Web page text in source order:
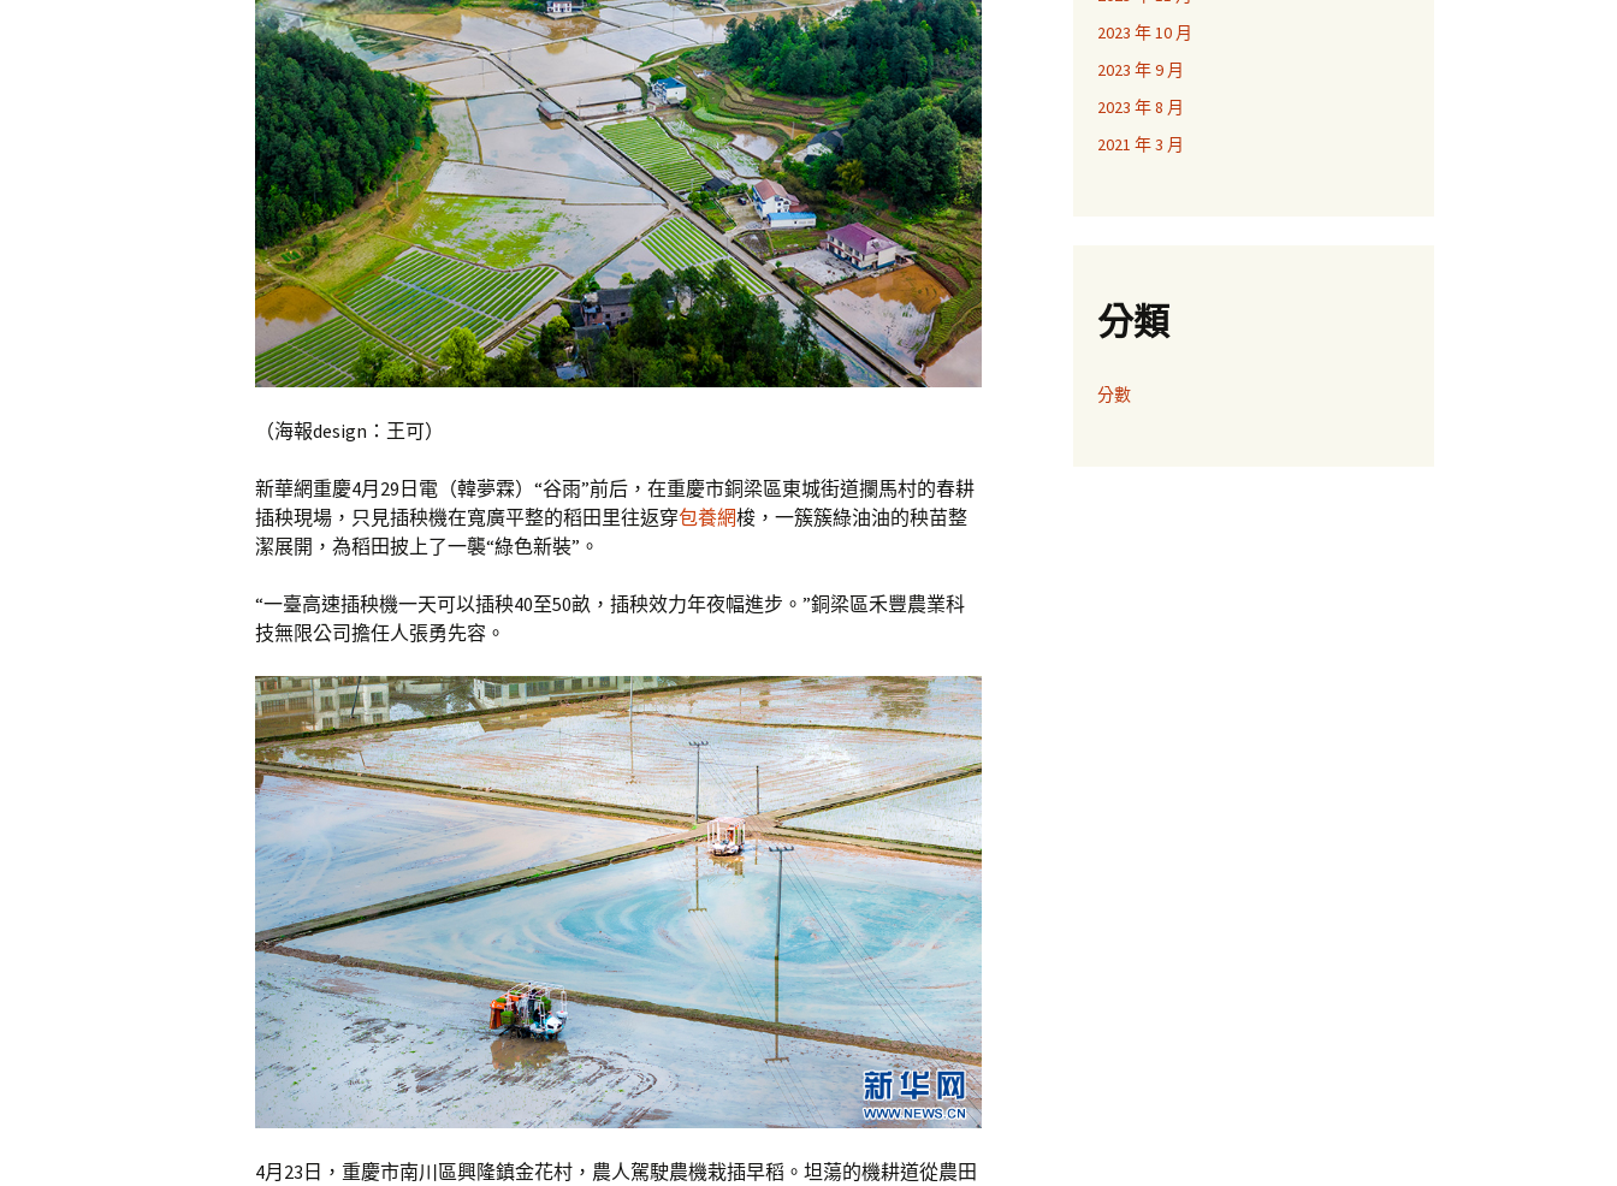
（海報design：王可）
新華網重慶4月29日電（韓夢霖）“谷雨”前后，在重慶市銅梁區東城街道攔馬村的春耕
插秧現場，只見插秧機在寬廣平整的稻田里往返穿包養網梭，一簇簇綠油油的秧苗整
潔展開，為稻田披上了一襲“綠色新裝”。
“一臺高速插秧機一天可以插秧40至50畝，插秧效力年夜幅進步。”銅梁區禾豐農業科
技無限公司擔任人張勇先容。
4月23日，重慶市南川區興隆鎮金花村，農人駕駛農機栽插早稻。坦蕩的機耕道從農田
2023 年 10 月
2023 年 9 月
2023 年 8 月
2021 年 3 月
分類
分數